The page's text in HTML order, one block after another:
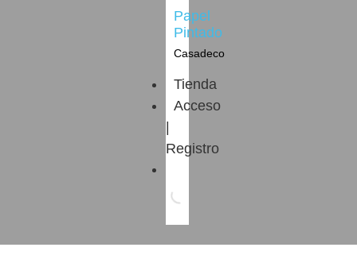
Papel
Pintado
Casadeco
Tienda
Acceso
Registro